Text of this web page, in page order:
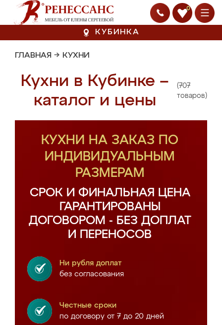
0
КУБИНКА
ГЛАВНАЯ → КУХНИ
Кухни в Кубинке –
каталог и цены
(707
товаров)
КУХНИ НА ЗАКАЗ ПО
ИНДИВИДУАЛЬНЫМ
РАЗМЕРАМ
СРОК И ФИНАЛЬНАЯ ЦЕНА
ГАРАНТИРОВАНЫ
ДОГОВОРОМ - БЕЗ ДОПЛАТ
И ПЕРЕНОСОВ
Ни рубля доплат
без согласования
Честные сроки
по договору от 7 до 20 дней